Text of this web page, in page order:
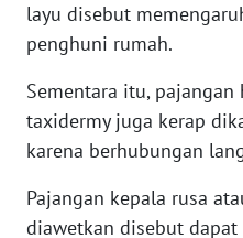
layu disebut
penghuni rumah.
Sementara itu, pajangan
taxidermy juga kerap
karena berhubungan
Pajangan kepala rusa
diawetkan disebut
KALBAR
WN
KALTENG
WN
KALTARA